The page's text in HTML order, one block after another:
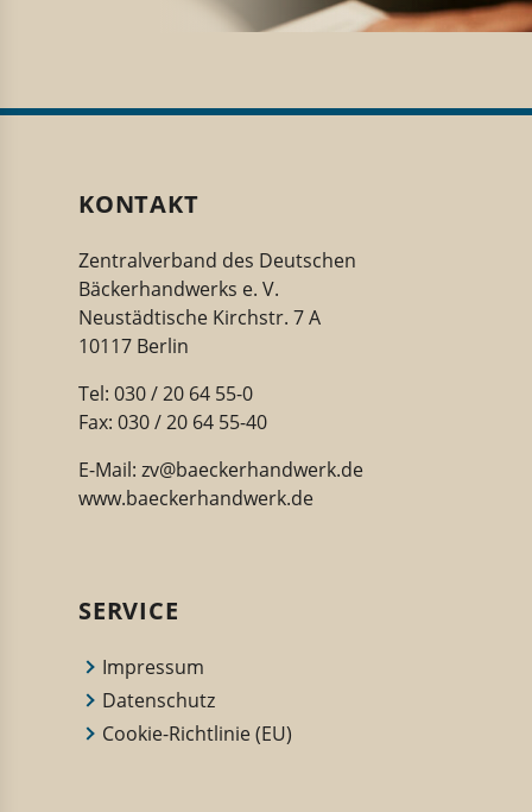
KONTAKT
Zentralverband des Deutschen
Bäckerhandwerks e. V.
Neustädtische Kirchstr. 7 A
10117 Berlin
Tel: 030 / 20 64 55-0
Fax: 030 / 20 64 55-40
E-Mail: zv@baeckerhandwerk.de
www.baeckerhandwerk.de
SERVICE
Impressum
Datenschutz
Cookie-Richtlinie (EU)